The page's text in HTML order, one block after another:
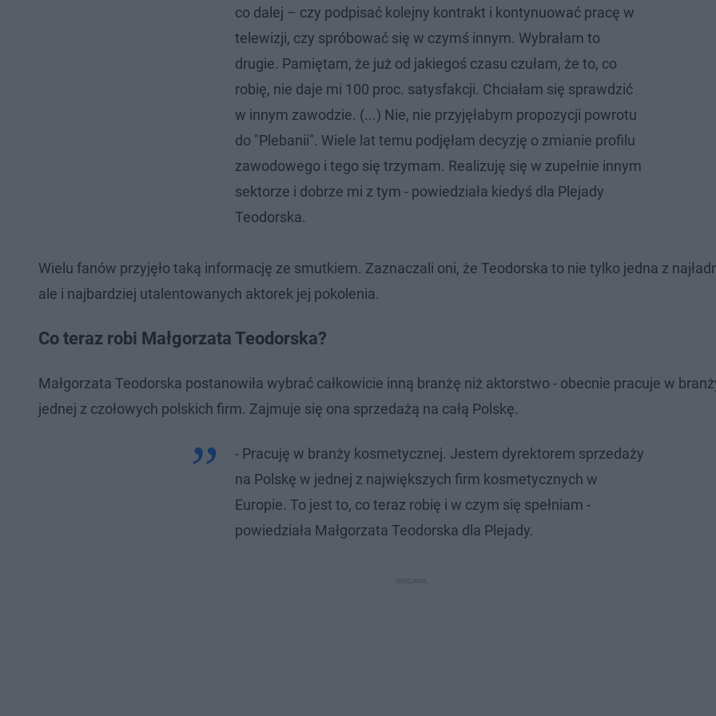
co dalej – czy podpisać kolejny kontrakt i kontynuować pracę w
telewizji, czy spróbować się w czymś innym. Wybrałam to
drugie. Pamiętam, że już od jakiegoś czasu czułam, że to, co
robię, nie daje mi 100 proc. satysfakcji. Chciałam się sprawdzić
w innym zawodzie. (...) Nie, nie przyjęłabym propozycji powrotu
do "Plebanii". Wiele lat temu podjęłam decyzję o zmianie profilu
zawodowego i tego się trzymam. Realizuję się w zupełnie innym
sektorze i dobrze mi z tym - powiedziała kiedyś dla Plejady
Teodorska.
Wielu fanów przyjęło taką informację ze smutkiem. Zaznaczali oni, że Teodorska to nie tylko jedna z
ale i najbardziej utalentowanych aktorek jej pokolenia.
Co teraz robi Małgorzata Teodorska?
Małgorzata Teodorska postanowiła wybrać całkowicie inną branżę niż aktorstwo - obecnie pracuje w
jednej z czołowych polskich firm. Zajmuje się ona sprzedażą na całą Polskę.
- Pracuję w branży kosmetycznej. Jestem dyrektorem sprzedaży
na Polskę w jednej z największych firm kosmetycznych w
Europie. To jest to, co teraz robię i w czym się spełniam -
powiedziała Małgorzata Teodorska dla Plejady.